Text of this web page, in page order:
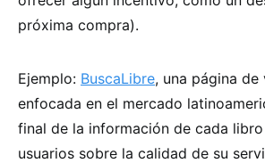
próxima compra).
Ejemplo: BuscaLibre, una página
enfocada en el mercado
final de la información de cada
usuarios sobre la calidad de su